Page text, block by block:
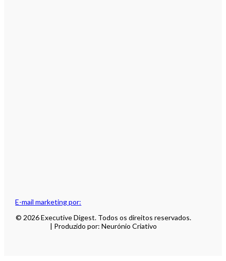
E-mail marketing por:
© 2026 Executive Digest. Todos os direitos reservados.
| Produzido por: Neurónio Criativo